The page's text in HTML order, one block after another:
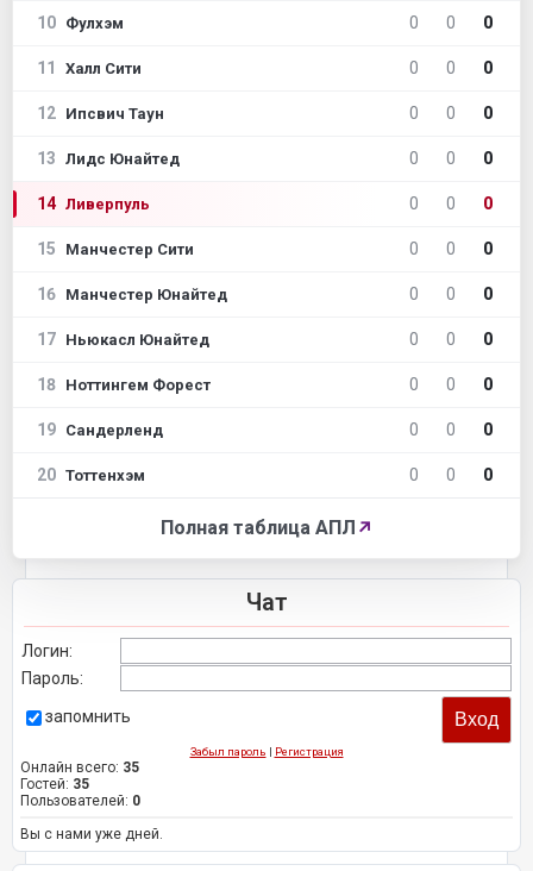
10 Фулхэм 0 0 0
11 Халл Сити 0 0 0
12 Ипсвич Таун 0 0 0
13 Лидс Юнайтед 0 0 0
14 Ливерпуль 0 0 0
15 Манчестер Сити 0 0 0
16 Манчестер Юнайтед 0 0 0
17 Ньюкасл Юнайтед 0 0 0
18 Ноттингем Форест 0 0 0
19 Сандерленд 0 0 0
20 Тоттенхэм 0 0 0
Полная таблица АПЛ ↗
Чат
Логин:
Пароль:
запомнить
Забыл пароль | Регистрация
Онлайн всего: 35
Гостей: 35
Пользователей: 0
Вы с нами уже дней.